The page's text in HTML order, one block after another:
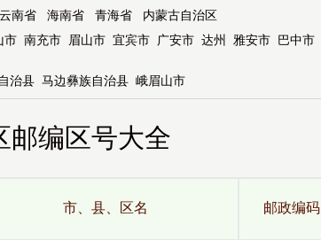
云南省 海南省 青海省
内蒙古自治区
市 南充市 眉山市 宜宾市 广安市 达州 雅安市 巴中市
治县 马边彝族自治县 峨眉山市
邮编区号大全
市、县、区名 邮政编码